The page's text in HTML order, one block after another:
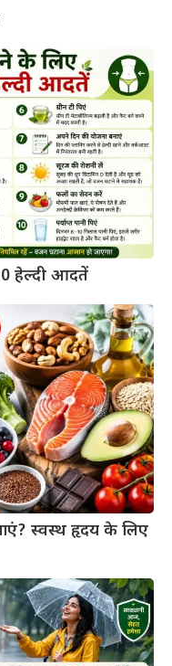
हेल्दी आदतें
स्वस्थ हृदय के लिए